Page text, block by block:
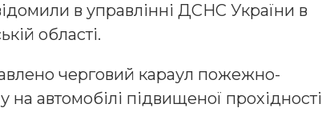
в управлінні ДСНС України в
області.
черговий караул пожежно-
на автомобілі підвищеної прохідності